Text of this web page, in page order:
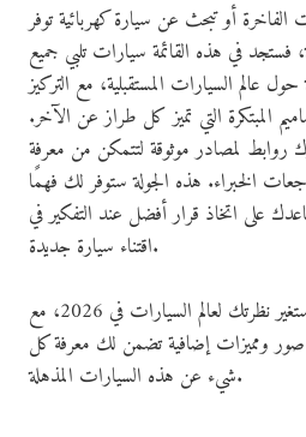
أو تبحث عن سيارة كهربائية توفر
فستجد في هذه القائمة سيارات تلبي جميع
عالم السيارات المستقبلية، مع التركيز
المبتكرة التي تميز كل طراز عن الآخر.
روابط لمصادر موثوقة لتتمكن من معرفة
الخبراء. هذه الجولة ستوفر لك فهمًا
على اتخاذ قرار أفضل عند التفكير في
اقتناء سيارة جديدة.
استعد لاكتشاف سيارات ستغير نظرتك لعالم السيارات في 2026، مع
ومميزات إضافية تضمن لك معرفة كل
شيء عن هذه السيارات المذهلة.